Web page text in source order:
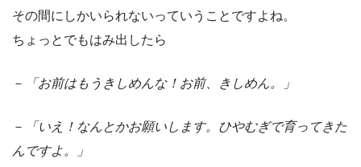
その間にしかいられないっていうことですよね。
ちょっとでもはみ出したら
－ 「お前はもうきしめんな！お前、きしめん。」
－
「いえ！なんとかお願いします。ひやむぎで育ってきた
んですよ。」